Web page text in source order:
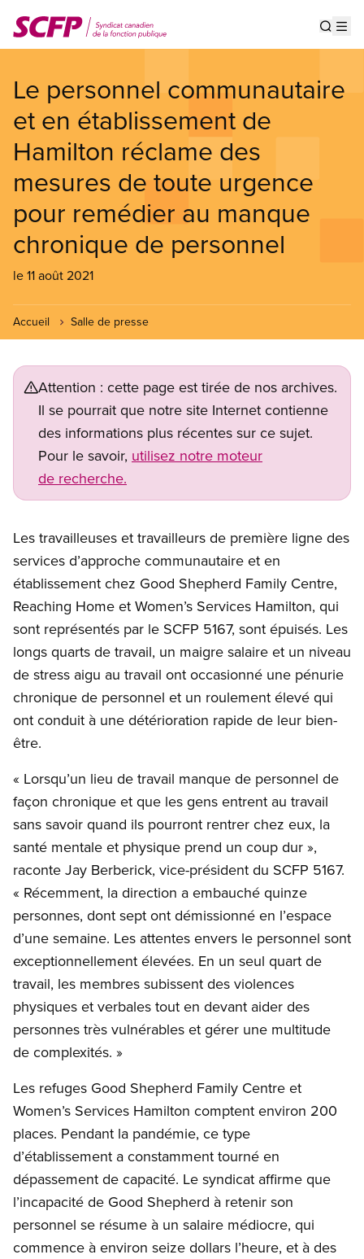
au
contenu
Le personnel communautaire
et en établissement de
Hamilton réclame des
mesures de toute urgence
pour remédier au manque
chronique de personnel
le 11 août 2021
Accueil Salle de presse
Attention : cette page est tirée de nos archives.
Il se pourrait que notre site Internet contienne
des informations plus récentes sur ce sujet.
Pour le savoir, utilisez notre moteur
de recherche.
Les travailleuses et travailleurs de première ligne des
services d’approche communautaire et en
établissement chez Good Shepherd Family Centre,
Reaching Home et Women’s Services Hamilton, qui
sont représentés par le SCFP 5167, sont épuisés. Les
longs quarts de travail, un maigre salaire et un niveau
de stress aigu au travail ont occasionné une pénurie
chronique de personnel et un roulement élevé qui
ont conduit à une détérioration rapide de leur bien-
être.
« Lorsqu’un lieu de travail manque de personnel de
façon chronique et que les gens entrent au travail
sans savoir quand ils pourront rentrer chez eux, la
santé mentale et physique prend un coup dur »,
raconte Jay Berberick, vice-président du SCFP 5167.
« Récemment, la direction a embauché quinze
personnes, dont sept ont démissionné en l’espace
d’une semaine. Les attentes envers le personnel sont
exceptionnellement élevées. En un seul quart de
travail, les membres subissent des violences
physiques et verbales tout en devant aider des
personnes très vulnérables et gérer une multitude
de complexités. »
Les refuges Good Shepherd Family Centre et
Women’s Services Hamilton comptent environ 200
places. Pendant la pandémie, ce type
d’établissement a constamment tourné en
dépassement de capacité. Le syndicat affirme que
l’incapacité de Good Shepherd à retenir son
personnel se résume à un salaire médiocre, qui
commence à environ seize dollars l’heure, et à des